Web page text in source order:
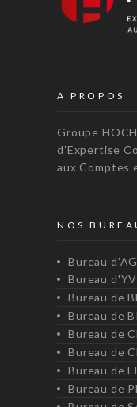
A PROPOS
Groupe
d’Expertise
aux Comptes
NOS
Bureau
Bureau
Bureau de
Bureau de
Bureau de
Bureau de
Bureau de
Bureau de